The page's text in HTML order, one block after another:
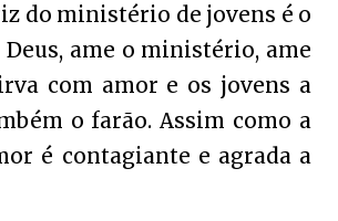
do ministério de jovens é o
Deus, ame o ministério, ame
com amor e os jovens a
o farão. Assim como a
é contagiante e agrada a